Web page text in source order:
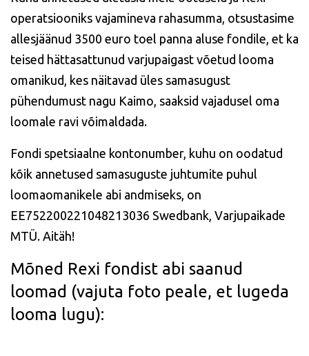
operatsiooniks vajamineva rahasumma, otsustasime
allesjäänud 3500 euro toel panna aluse fondile, et ka
teised hättasattunud varjupaigast võetud looma
omanikud, kes näitavad üles samasugust
pühendumust nagu Kaimo, saaksid vajadusel oma
loomale ravi võimaldada.
Fondi spetsiaalne kontonumber, kuhu on oodatud
kõik annetused samasuguste juhtumite puhul
loomaomanikele abi andmiseks, on
EE752200221048213036 Swedbank, Varjupaikade
MTÜ. Aitäh!
Mõned Rexi fondist abi saanud
loomad (vajuta foto peale, et lugeda
looma lugu):